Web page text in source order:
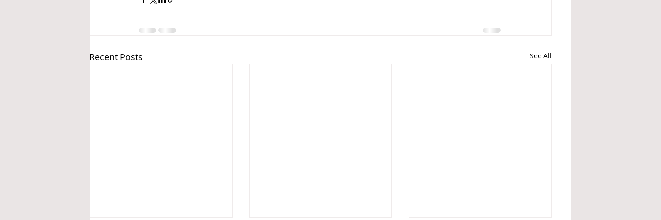
Recent Posts See All